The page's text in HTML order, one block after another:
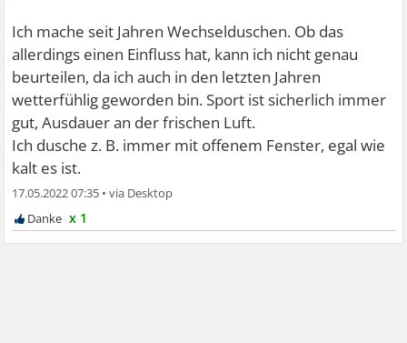
Ich mache seit Jahren Wechselduschen. Ob das
allerdings einen Einfluss hat, kann ich nicht genau
beurteilen, da ich auch in den letzten Jahren
wetterfühlig geworden bin. Sport ist sicherlich immer
gut, Ausdauer an der frischen Luft.
Ich dusche z. B. immer mit offenem Fenster, egal wie
kalt es ist.
17.05.2022 07:35 •
x 1